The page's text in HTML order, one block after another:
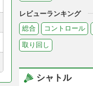
レビューランキング
総合
コントロール
取り回し
シャトル